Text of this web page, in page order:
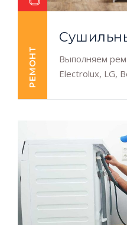
РЕМОНТ
Выполняем
Electrolux, LG,